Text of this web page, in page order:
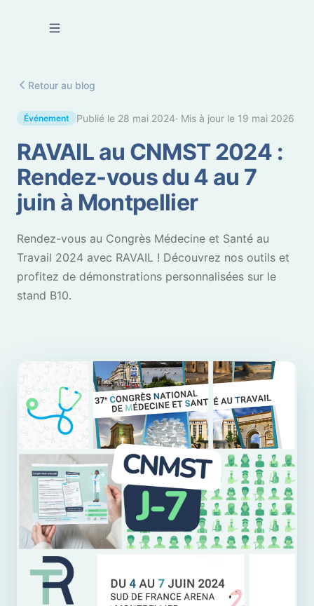
Retour au blog
Événement Publié le 28 mai 2024· Mis à jour le 19 mai 2026
RAVAIL au CNMST 2024 :
Rendez-vous du 4 au 7
juin à Montpellier
Rendez-vous au Congrès Médecine et Santé au
Travail 2024 avec RAVAIL ! Découvrez nos outils et
profitez de démonstrations personnalisées sur le
stand B10.